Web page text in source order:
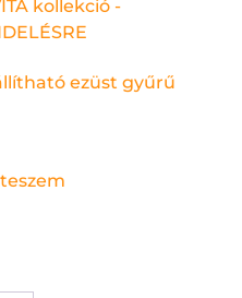
ezüst gyűrű